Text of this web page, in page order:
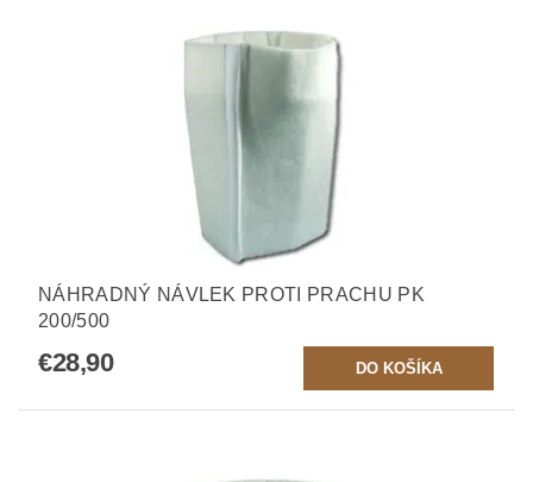
NÁHRADNÝ NÁVLEK PROTI PRACHU PK
200/500
€28,90